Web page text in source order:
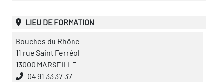
LIEU DE FORMATION
Bouches du Rhône
11 rue Saint Ferréol
13000 MARSEILLE
04 91 33 37 37